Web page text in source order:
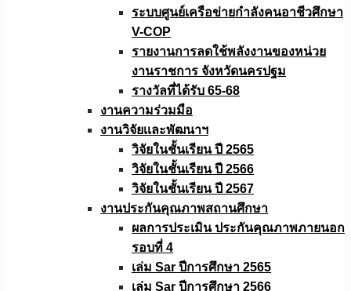
ระบบศูนย์เครือข่ายกำลังคนอาชีวศึกษา
V-COP
รายงานการลดใช้พลังงานของหน่วย
งานราชการ จังหวัดนครปฐม
รางวัลที่ได้รับ 65-68
งานความร่วมมือ
งานวิจัยเเละพัฒนาฯ
วิจัยในชั้นเรียน ปี 2565
วิจัยในชั้นเรียน ปี 2566
วิจัยในชั้นเรียน ปี 2567
งานประกันคุณภาพสถานศึกษา
ผลการประเมิน ประกันคุณภาพภายนอก
รอบที่ 4
เล่ม Sar ปีการศึกษา 2565
เล่ม Sar ปีการศึกษา 2566